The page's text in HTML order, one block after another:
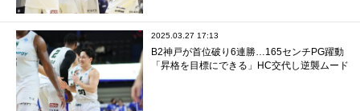
2025.03.27 17:13
B2神戸が首位破り6連勝…165センチPG躍動
「昇格を目標にできる」HC交代し逆襲ムード